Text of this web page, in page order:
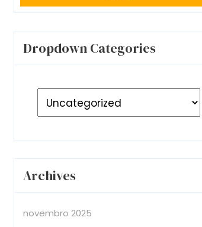
Dropdown Categories
Archives
novembro 2025